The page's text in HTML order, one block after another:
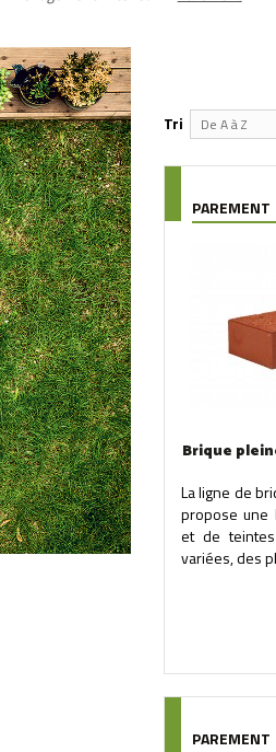
Tri De A à Z
PAREMENT
Brique
La ligne de
propose une
et de
variées, des
PAREMENT